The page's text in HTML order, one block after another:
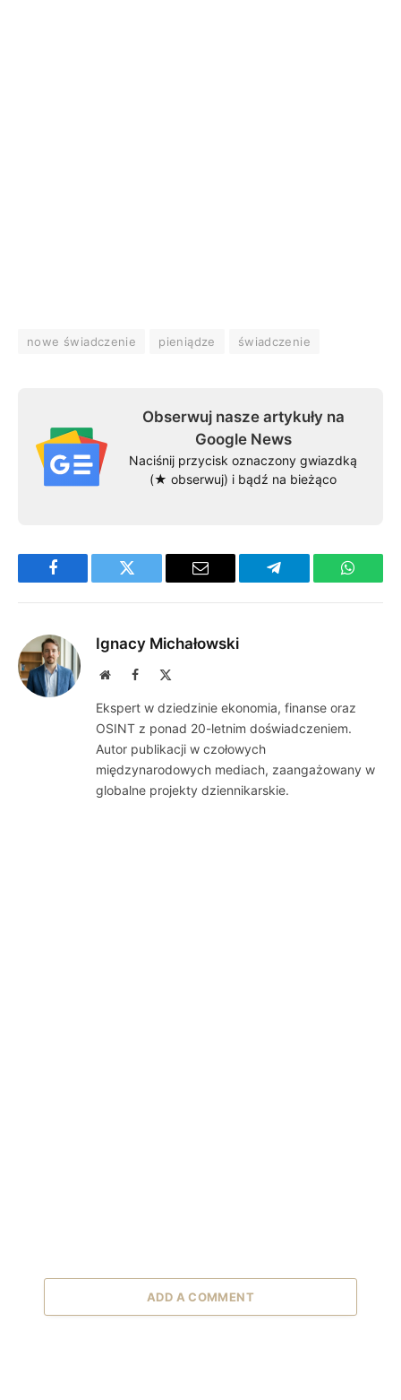
nowe świadczenie pieniądze świadczenie
Obserwuj nasze artykuły na
Google News
Naciśnij przycisk oznaczony gwiazdką
(★ obserwuj) i bądź na bieżąco
Facebook Twitter Email Telegram
Ignacy Michałowski
WebsiteFacebook
Ekspert w dziedzinie ekonomia, finanse oraz
OSINT z ponad 20-letnim doświadczeniem.
Autor publikacji w czołowych
międzynarodowych mediach, zaangażowany w
globalne projekty dziennikarskie.
ADD A COMMENT